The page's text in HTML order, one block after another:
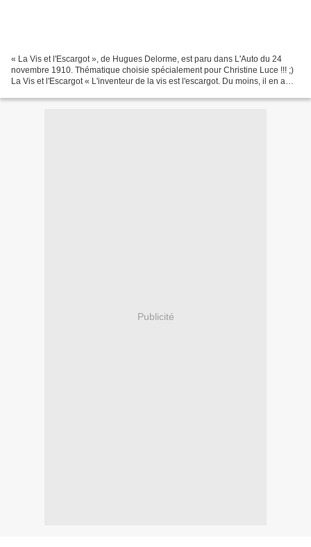
« La Vis et l'Escargot », de Hugues Delorme, est paru dans L'Auto du 24
novembre 1910. Thématique choisie spécialement pour Christine Luce !!! ;)
La Vis et l'Escargot « L'inventeur de la vis est l'escargot. Du moins, il en a
Publicité